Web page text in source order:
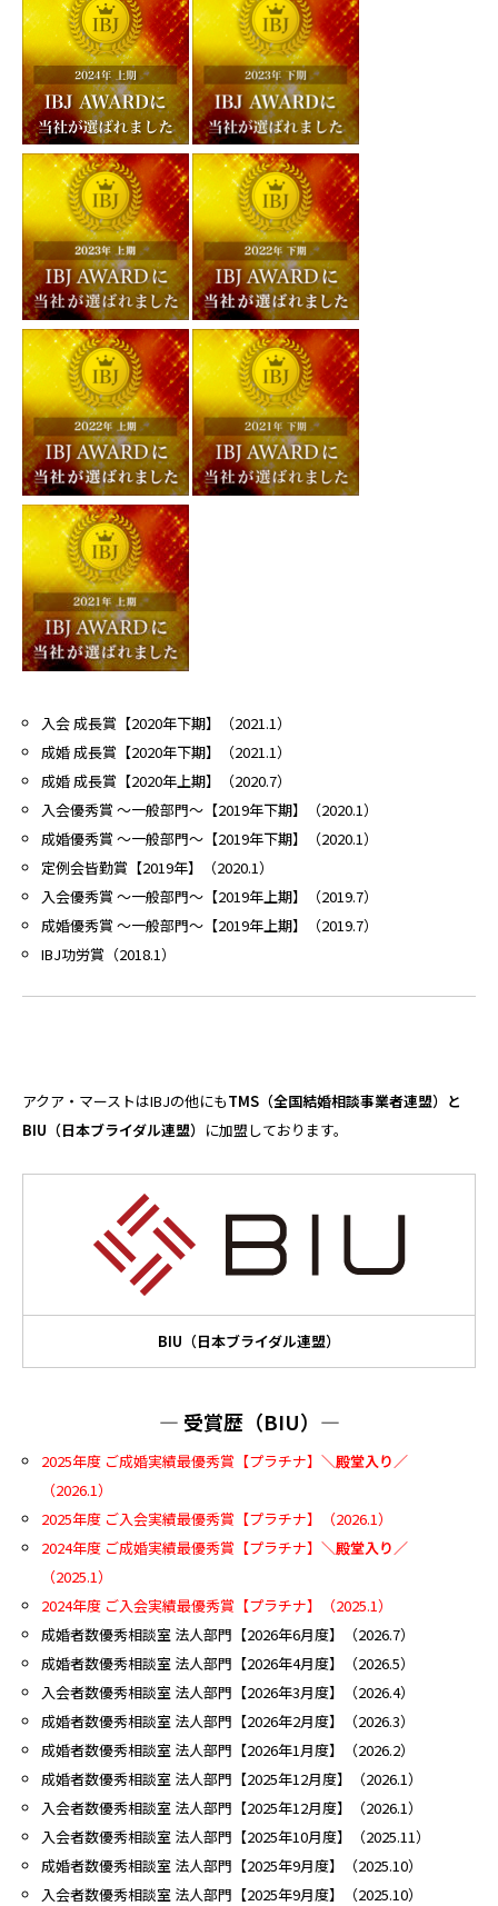
入会 成長賞【2020年下期】（2021.1）
成婚 成長賞【2020年下期】（2021.1）
成婚 成長賞【2020年上期】（2020.7）
入会優秀賞 〜一般部門〜【2019年下期】（2020.1）
成婚優秀賞 〜一般部門〜【2019年下期】（2020.1）
定例会皆勤賞【2019年】（2020.1）
入会優秀賞 〜一般部門〜【2019年上期】（2019.7）
成婚優秀賞 〜一般部門〜【2019年上期】（2019.7）
IBJ功労賞（2018.1）
アクア・マーストはIBJの他にもTMS（全国結婚相談事業者連盟）と
BIU（日本ブライダル連盟） に加盟しております。
BIU（日本ブライダル連盟）
― 受賞歴（BIU）―
2025年度 ご成婚実績最優秀賞【プラチナ】 ＼殿堂入り／
（2026.1）
2025年度 ご入会実績最優秀賞【プラチナ】（2026.1）
2024年度 ご成婚実績最優秀賞【プラチナ】 ＼殿堂入り／
（2025.1）
2024年度 ご入会実績最優秀賞【プラチナ】（2025.1）
成婚者数優秀相談室 法人部門【2026年6月度】（2026.7）
成婚者数優秀相談室 法人部門【2026年4月度】（2026.5）
入会者数優秀相談室 法人部門【2026年3月度】（2026.4）
成婚者数優秀相談室 法人部門【2026年2月度】（2026.3）
成婚者数優秀相談室 法人部門【2026年1月度】（2026.2）
成婚者数優秀相談室 法人部門【2025年12月度】（2026.1）
入会者数優秀相談室 法人部門【2025年12月度】（2026.1）
入会者数優秀相談室 法人部門【2025年10月度】（2025.11）
成婚者数優秀相談室 法人部門【2025年9月度】（2025.10）
入会者数優秀相談室 法人部門【2025年9月度】（2025.10）